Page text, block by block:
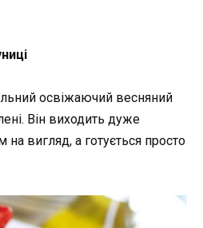
освіжаючий весняний
Він виходить дуже
вигляд, а готується просто